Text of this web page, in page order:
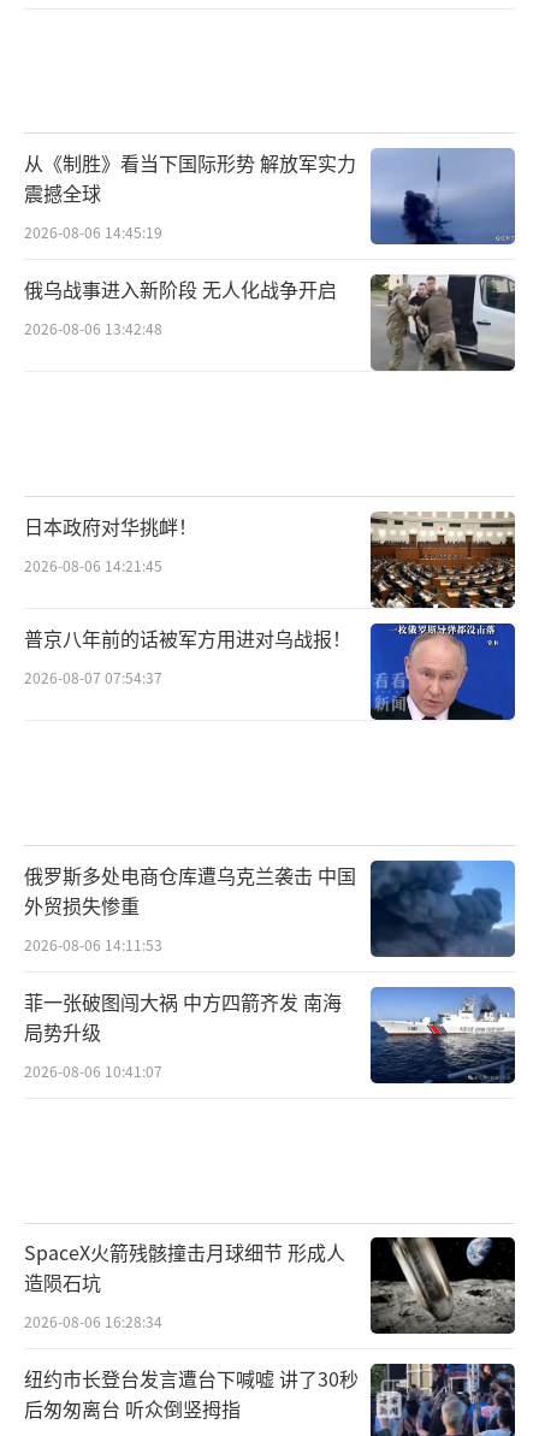
从《制胜》看当下国际形势 解放军实力
震撼全球
2026-08-06 14:45:19
俄乌战事进入新阶段 无人化战争开启
2026-08-06 13:42:48
日本政府对华挑衅！
2026-08-06 14:21:45
普京八年前的话被军方用进对乌战报！
2026-08-07 07:54:37
俄罗斯多处电商仓库遭乌克兰袭击 中国
外贸损失惨重
2026-08-06 14:11:53
菲一张破图闯大祸 中方四箭齐发 南海
局势升级
2026-08-06 10:41:07
SpaceX火箭残骸撞击月球细节 形成人
造陨石坑
2026-08-06 16:28:34
纽约市长登台发言遭台下喊嘘 讲了30秒
后匆匆离台 听众倒竖拇指